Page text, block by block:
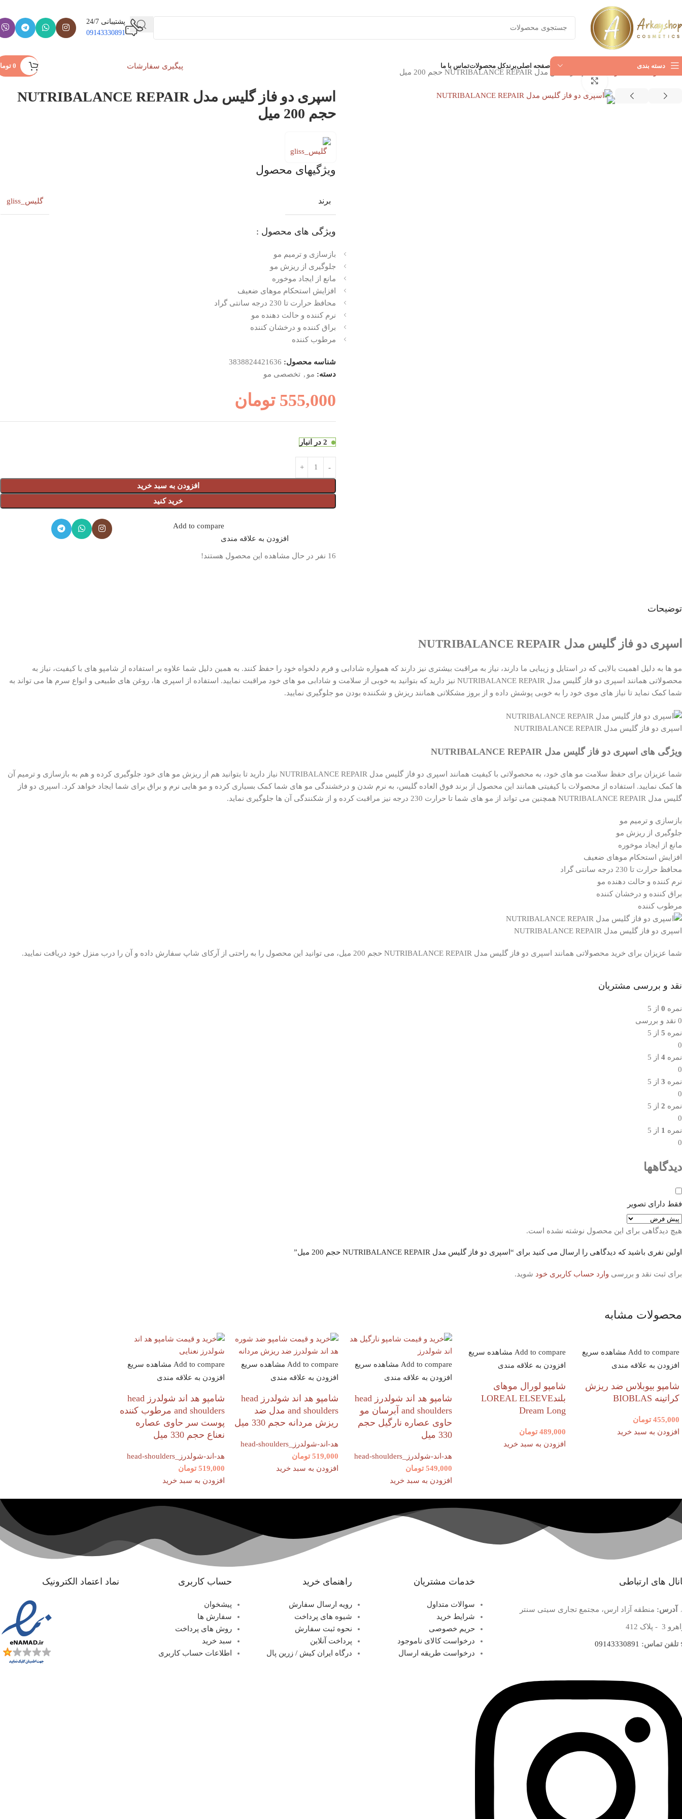
پشتیبانی 24/7
09143330891
دسته بندی صفحه اصلیبرندکل محصولاتتماس با ما پیگیری سفارشات 0
اسپری دو فاز گلیس مدل NUTRIBALANCE REPAIR حجم 200 میل
اسپری دو فاز گلیس مدل NUTRIBALANCE REPAIR
حجم 200 میل
ویژگیهای محصول
برند گلیس_gliss
ویژگی های محصول :
بازسازی و ترمیم مو
جلوگیری از ریزش مو
مانع از ایجاد موخوره
افزایش استحکام موهای ضعیف
محافظ حرارت تا 230 درجه سانتی گراد
نرم کننده و حالت دهنده مو
براق کننده و درخشان کننده
مرطوب کننده
شناسه محصول: 3838824421636
دسته: مو , تخصصی مو
555,000 تومان
2 در انبار
افزودن به سبد خرید
خرید کنید
Add to compare
افزودن به علاقه مندی
16 نفر در حال مشاهده این محصول هستند!
توضیحات
اسپری دو فاز گلیس مدل NUTRIBALANCE REPAIR
مو ها به دلیل اهمیت بالایی که در استایل و زیبایی ما دارند، نیاز به مراقبت بیشتری نیز دارند که همواره شادابی و فرم دلخواه خود را حفظ کنند. به همین دلیل شما علاوه بر استفاده از شامپو های با کیفیت، نیاز به
محصولاتی همانند اسپری دو فاز گلیس مدل NUTRIBALANCE REPAIR نیز دارید که بتوانید به خوبی از سلامت و شادابی مو های خود مراقبت نمایید. استفاده از اسپری ها، روغن های طبیعی و انواع سرم ها می تواند به
شما کمک نماید تا نیاز های موی خود را به خوبی پوشش داده و از بروز مشکلاتی همانند ریزش و شکننده بودن مو جلوگیری نمایید.
اسپری دو فاز گلیس مدل NUTRIBALANCE REPAIR
ویژگی های اسپری دو فاز گلیس مدل NUTRIBALANCE REPAIR
شما عزیزان برای حفظ سلامت مو های خود، به محصولاتی با کیفیت همانند اسپری دو فاز گلیس مدل NUTRIBALANCE REPAIR نیاز دارید تا بتوانید هم از ریزش مو های خود جلوگیری کرده و هم به بازسازی و ترمیم آن
ها کمک نمایید. استفاده از محصولات با کیفیتی همانند این محصول از برند فوق العاده گلیس، به نرم شدن و درخشندگی مو های شما کمک بسیاری کرده و مو هایی نرم و براق برای شما ایجاد خواهد کرد. اسپری دو فاز
گلیس مدل NUTRIBALANCE REPAIR همچنین می تواند از مو های شما تا حرارت 230 درجه نیز مراقبت کرده و از شکنندگی آن ها جلوگیری نماید.
بازسازی و ترمیم مو
جلوگیری از ریزش مو
مانع از ایجاد موخوره
افزایش استحکام موهای ضعیف
محافظ حرارت تا 230 درجه سانتی گراد
نرم کننده و حالت دهنده مو
براق کننده و درخشان کننده
مرطوب کننده
اسپری دو فاز گلیس مدل NUTRIBALANCE REPAIR
شما عزیزان برای خرید محصولاتی همانند اسپری دو فاز گلیس مدل NUTRIBALANCE REPAIR حجم 200 میل، می توانید این محصول را به راحتی از آرکای شاپ سفارش داده و آن را درب منزل خود دریافت نمایید.
نقد و بررسی مشتریان
نمره 0 از 5
0 نقد و بررسی
نمره 5 از 5
0
نمره 4 از 5
0
نمره 3 از 5
0
نمره 2 از 5
0
نمره 1 از 5
0
دیدگاهها
فقط دارای تصویر
هیچ دیدگاهی برای این محصول نوشته نشده است.
اولین نفری باشید که دیدگاهی را ارسال می کنید برای “اسپری دو فاز گلیس مدل NUTRIBALANCE REPAIR حجم 200 میل”
برای ثبت نقد و بررسی وارد حساب کاربری خود شوید.
محصولات مشابه
Add to compare مشاهده سریع
افزودن به علاقه مندی
شامپو بیوبلاس ضد ریزش
کراتینه BIOBLAS
455,000 تومان
افزودن به سبد خرید
Add to compare مشاهده سریع
افزودن به علاقه مندی
شامپو لورال موهای
بلندLOREAL ELSEVE
Dream Long
489,000 تومان
افزودن به سبد خرید
Add to compare مشاهده سریع
افزودن به علاقه مندی
شامپو هد اند شولدرز head
and shoulders آبرسان مو
حاوی عصاره نارگیل حجم
330 میل
هد-اند-شولدرز_head-shoulders
549,000 تومان
افزودن به سبد خرید
Add to compare مشاهده سریع
افزودن به علاقه مندی
شامپو هد اند شولدرز head
and shoulders مدل ضد
ریزش مردانه حجم 330 میل
هد-اند-شولدرز_head-shoulders
519,000 تومان
افزودن به سبد خرید
Add to compare مشاهده سریع
افزودن به علاقه مندی
شامپو هد اند شولدرز head
and shoulders مرطوب کننده
پوست سر حاوی عصاره
نعناع حجم 330 میل
هد-اند-شولدرز_head-shoulders
519,000 تومان
افزودن به سبد خرید
های ارتباطی
آدرس: منطقه آزاد ارس، مجتمع تجاری سیتی سنتر
3 - پلاک 412
تلفن تماس: 09143330891
خدمات مشتریان
سوالات متداول
شرایط خرید
حریم خصوصی
درخواست کالای ناموجود
درخواست طریقه ارسال
راهنمای خرید
رویه ارسال سفارش
شیوه های پرداخت
نحوه ثبت سفارش
پرداخت آنلاین
درگاه ایران کیش / زرین پال
حساب کاربری
پیشخوان
سفارش ها
روش های پرداخت
سبد خرید
اطلاعات حساب کاربری
نماد اعتماد الکترونیک